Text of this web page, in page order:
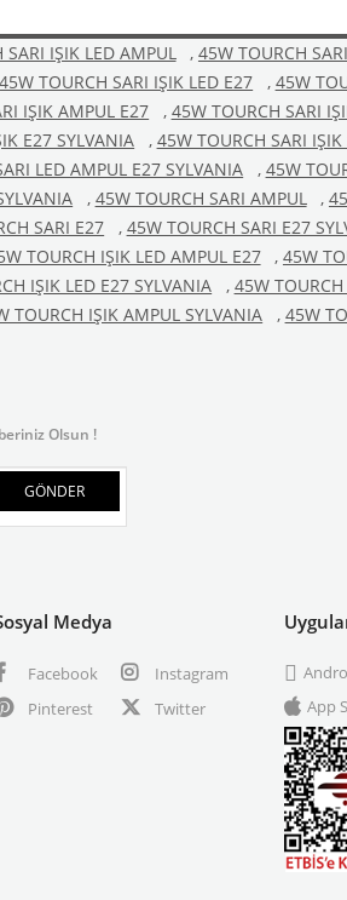
IŞIK LED AMPUL , 45W TOURCH
45W TOURCH SARI IŞIK LED E27 , 45W
IŞIK AMPUL E27 , 45W TOURCH SARI
E27 SYLVANIA , 45W TOURCH SARI IŞIK
LED AMPUL E27 SYLVANIA , 45W
, 45W TOURCH SARI AMPUL ,
SARI E27 , 45W TOURCH SARI E27
TOURCH IŞIK LED AMPUL E27 , 45W
IŞIK LED E27 SYLVANIA , 45W
TOURCH IŞIK AMPUL SYLVANIA , 45W
Olsun !
GÖNDER
Medya
Facebook
Instagram
Pinterest
Twitter
App